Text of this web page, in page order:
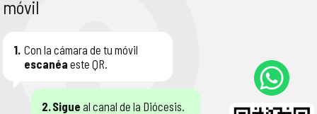
móvil
1. Con la cámara de tu móvil
escanéa este QR.
2.Sigue al canal de la Diócesis.